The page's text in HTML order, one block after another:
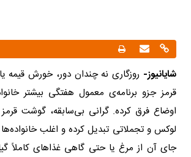
شایانیوز- روزگاری نه چندان دور، خورش قیمه
قرمز جزو برنامه‌ی معمول هفتگی بیشتر
اوضاع فرق کرده. گرانی بی‌سابقه، گوشت
لوکس و تجملاتی تبدیل کرده و اغلب
جای آن از مرغ یا حتی گاهی غذاهای کاملاً